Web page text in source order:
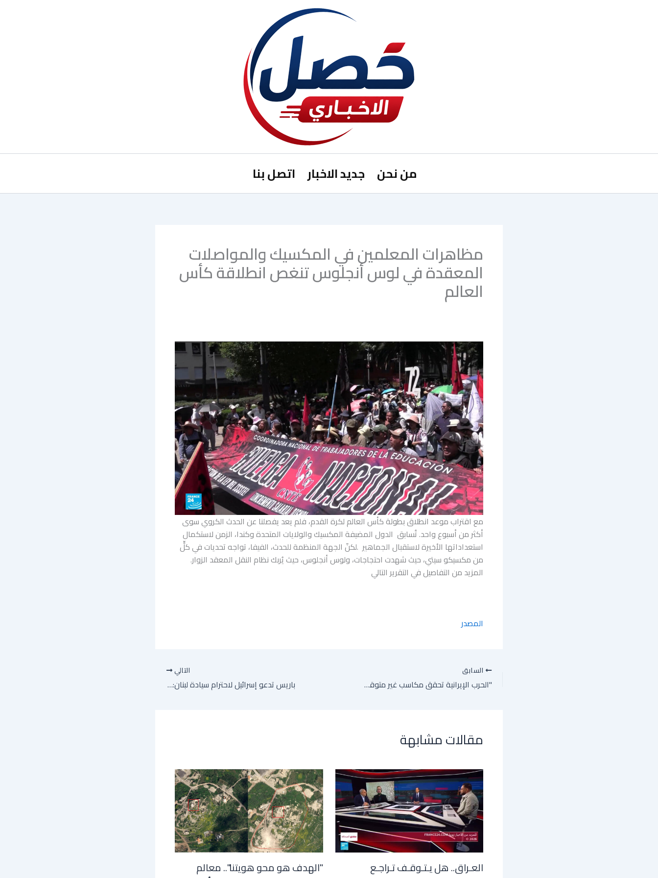
من نحن جديد الاخبار اتصل بنا
مظاهرات المعلمين في المكسيك والمواصلات
المعقدة في لوس أنجلوس تنغص انطلاقة كأس
العالم
مع اقتراب موعد انطلاق بطولة كأس العالم لكرة القدم، فلم يعد يفصلنا عن الحدث الكروي سوى
أكثر من أسبوع واحد. تُسابق الدول المضيفة المكسيك والولايات المتحدة وكندا، الزمن لاستكمال
استعداداتها الأخيرة لاستقبال الجماهير .لكنّ الجهة المنظمة للحدث، الفيفا، تواجه تحديات في كلٍّ
من مكسيكو سيتي، حيث شهدت احتجاجات، ولوس أنجلوس، حيث يُربك نظام النقل المعقد الزوار.
المزيد من التفاصيل في التقرير التالي
المصدر
السابق
"الحرب الإيرانية تحقق مكاسب غير متوقعة لسوريا"
التالي
باريس تدعو إسرائيل لاحترام سيادة لبنان: ما الذي تبقى من دور فرنسا التاريخي في لبنان؟
مقالات مشابهة
العـراق.. هل يـتـوقـف تـراجـع
"الهدف هو محو هويتنا".. معالم